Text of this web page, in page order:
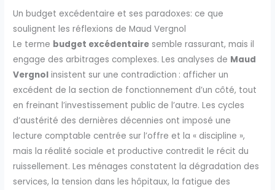
Un budget excédentaire et ses paradoxes: ce que
soulignent les réflexions de Maud Vergnol
Le terme budget excédentaire semble rassurant, mais il
engage des arbitrages complexes. Les analyses de Maud
Vergnol insistent sur une contradiction : afficher un
excédent de la section de fonctionnement d’un côté, tout
en freinant l’investissement public de l’autre. Les cycles
d’austérité des dernières décennies ont imposé une
lecture comptable centrée sur l’offre et la « discipline »,
mais la réalité sociale et productive contredit le récit du
ruissellement. Les ménages constatent la dégradation des
services, la tension dans les hôpitaux, la fatigue des